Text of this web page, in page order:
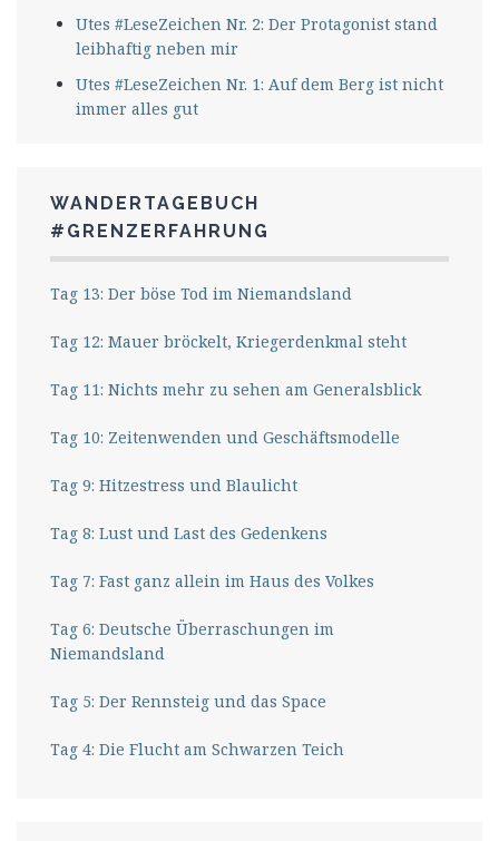
Utes #LeseZeichen Nr. 2: Der Protagonist stand
leibhaftig neben mir
Utes #LeseZeichen Nr. 1: Auf dem Berg ist nicht
immer alles gut
WANDERTAGEBUCH
#GRENZERFAHRUNG
Tag 13: Der böse Tod im Niemandsland
Tag 12: Mauer bröckelt, Kriegerdenkmal steht
Tag 11: Nichts mehr zu sehen am Generalsblick
Tag 10: Zeitenwenden und Geschäftsmodelle
Tag 9: Hitzestress und Blaulicht
Tag 8: Lust und Last des Gedenkens
Tag 7: Fast ganz allein im Haus des Volkes
Tag 6: Deutsche Überraschungen im
Niemandsland
Tag 5: Der Rennsteig und das Space
Tag 4: Die Flucht am Schwarzen Teich